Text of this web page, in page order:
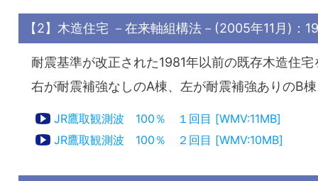
【2】木造住宅 －在来軸組構法－(2005年11月)：
耐震基準が改正された1981年以前の既存木造住
右が耐震補強なしのA棟、左が耐震補強ありのB
JR鷹取観測波 100％ １回目 [WMV:11MB]
JR鷹取観測波 100％ ２回目 [WMV:10MB]